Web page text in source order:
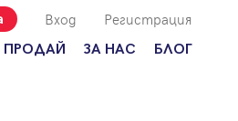
Вход Регистрация
ПРОДАЙ ЗА НАС БЛОГ